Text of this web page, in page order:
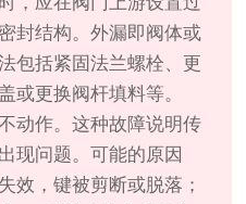
封结构。外漏即阀体或
包括紧固法兰螺栓、更
或更换阀杆填料等。
动作。这种故障说明传
现问题。可能的原因
效，键被剪断或脱落；